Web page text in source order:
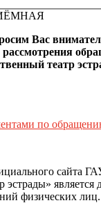
наМероприятие
Промокод
Фамилия,
карта
Вас
рассмотрения
театр
по
сайта
эстрады»
физических лиц.